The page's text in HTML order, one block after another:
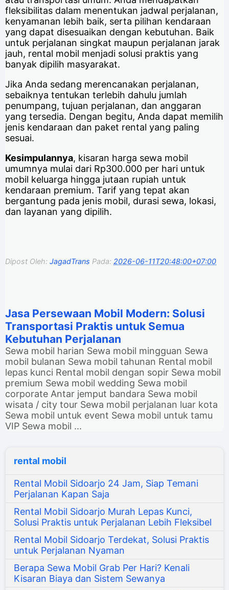
fleksibilitas dalam menentukan jadwal perjalanan,
kenyamanan lebih baik, serta pilihan kendaraan
yang dapat disesuaikan dengan kebutuhan. Baik
untuk perjalanan singkat maupun perjalanan jarak
jauh, rental mobil menjadi solusi praktis yang
banyak dipilih masyarakat.
Jika Anda sedang merencanakan perjalanan,
sebaiknya tentukan terlebih dahulu jumlah
penumpang, tujuan perjalanan, dan anggaran
yang tersedia. Dengan begitu, Anda dapat memilih
jenis kendaraan dan paket rental yang paling
sesuai.
Kesimpulannya, kisaran harga sewa mobil
umumnya mulai dari Rp300.000 per hari untuk
mobil keluarga hingga jutaan rupiah untuk
kendaraan premium. Tarif yang tepat akan
bergantung pada jenis mobil, durasi sewa, lokasi,
dan layanan yang dipilih.
Dipost Oleh: JagadTrans Pada: 2026-06-11T20:48:00+07:00
Jasa Persewaan Mobil Modern: Solusi
Transportasi Praktis untuk Semua
Kebutuhan Perjalanan
Sewa mobil harian Sewa mobil mingguan Sewa
mobil bulanan Sewa mobil tahunan Rental mobil
lepas kunci Rental mobil dengan sopir Sewa mobil
premium Sewa mobil wedding Sewa mobil
corporate Antar jemput bandara Sewa mobil
wisata / city tour Sewa mobil perjalanan luar kota
Sewa mobil untuk event Sewa mobil untuk tamu
VIP Sewa mobil ...
rental mobil
Rental Mobil Sidoarjo 24 Jam, Siap Temani
Perjalanan Kapan Saja
Rental Mobil Sidoarjo Murah Lepas Kunci,
Solusi Praktis untuk Perjalanan Lebih Fleksibel
Rental Mobil Sidoarjo Terdekat, Solusi Praktis
untuk Perjalanan Nyaman
Berapa Sewa Mobil Grab Per Hari? Kenali
Kisaran Biaya dan Sistem Sewanya